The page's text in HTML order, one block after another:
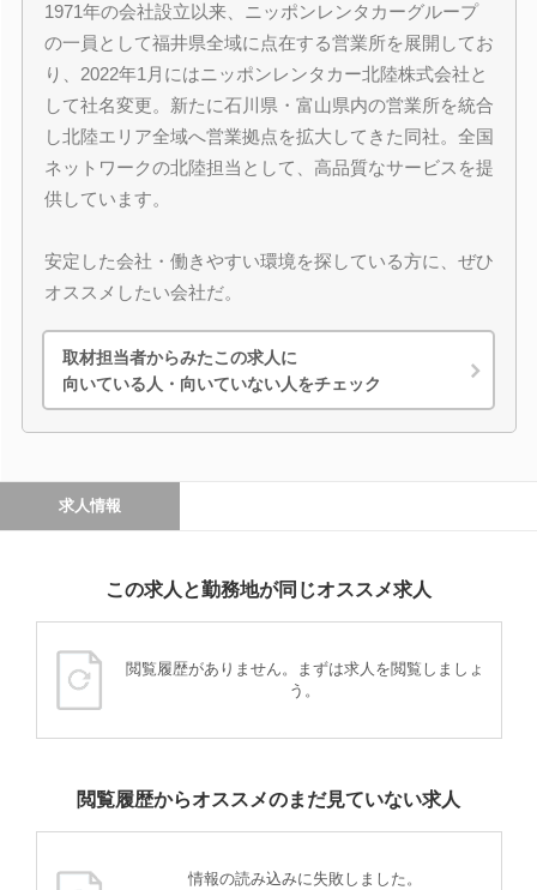
1971年の会社設立以来、ニッポンレンタカーグループ
の一員として福井県全域に点在する営業所を展開してお
り、2022年1月にはニッポンレンタカー北陸株式会社と
して社名変更。新たに石川県・富山県内の営業所を統合
し北陸エリア全域へ営業拠点を拡大してきた同社。全国
ネットワークの北陸担当として、高品質なサービスを提
供しています。
安定した会社・働きやすい環境を探している方に、ぜひ
オススメしたい会社だ。
取材担当者からみたこの求人に
向いている人・向いていない人をチェック
求人情報
この求人と勤務地が同じオススメ求人
閲覧履歴がありません。まずは求人を閲覧しましょ
う。
閲覧履歴からオススメのまだ見ていない求人
情報の読み込みに失敗しました。